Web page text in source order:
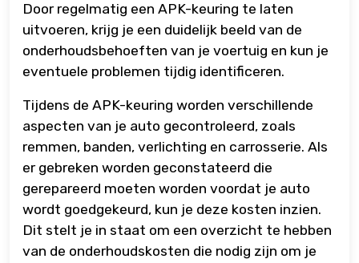
Door regelmatig een APK-keuring te laten
uitvoeren, krijg je een duidelijk beeld van de
onderhoudsbehoeften van je voertuig en kun je
eventuele problemen tijdig identificeren.
Tijdens de APK-keuring worden verschillende
aspecten van je auto gecontroleerd, zoals
remmen, banden, verlichting en carrosserie. Als
er gebreken worden geconstateerd die
gerepareerd moeten worden voordat je auto
wordt goedgekeurd, kun je deze kosten inzien.
Dit stelt je in staat om een overzicht te hebben
van de onderhoudskosten die nodig zijn om je